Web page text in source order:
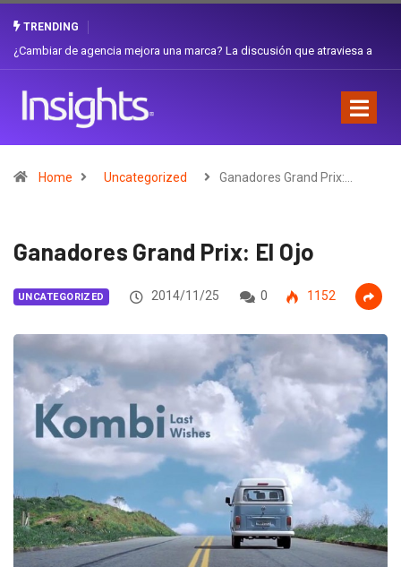
TRENDING
¿Cambiar de agencia mejora una marca? La discusión que atraviesa a
Home Uncategorized Ganadores Grand Prix:…
Ganadores Grand Prix: El Ojo
UNCATEGORIZED 2014/11/25 0 1152